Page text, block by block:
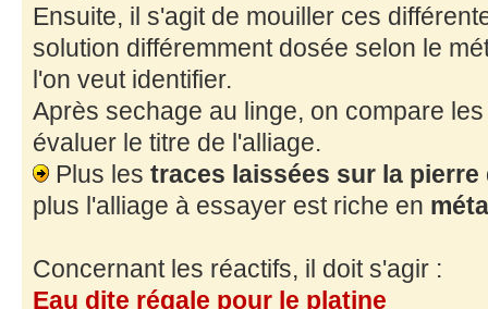
Ensuite, il s'agit de mouiller ces
solution différemment dosée selon le
l'on veut identifier.
Après sechage au linge, on compare
évaluer le titre de l'alliage.
Plus les traces laissées sur la
plus l'alliage à essayer est riche en
Concernant les réactifs, il doit s'agir :
Eau dite régale pour le platine